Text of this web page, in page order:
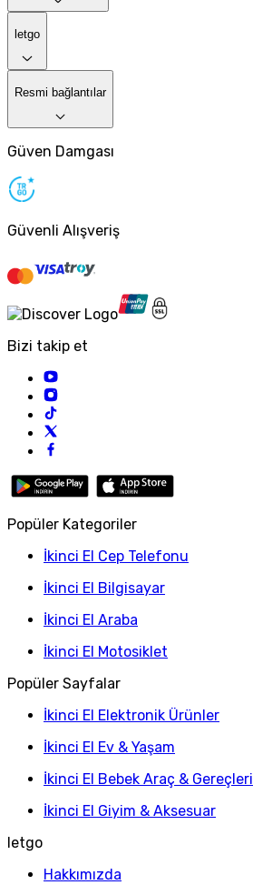
letgo
Resmi bağlantılar
Güven Damgası
Güvenli Alışveriş
Bizi takip et
Popüler Kategoriler
İkinci El Cep Telefonu
İkinci El Bilgisayar
İkinci El Araba
İkinci El Motosiklet
Popüler Sayfalar
İkinci El Elektronik Ürünler
İkinci El Ev & Yaşam
İkinci El Bebek Araç & Gereçleri
İkinci El Giyim & Aksesuar
letgo
Hakkımızda